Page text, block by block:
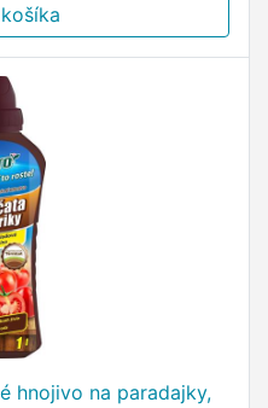
hnojivo na paradajky,